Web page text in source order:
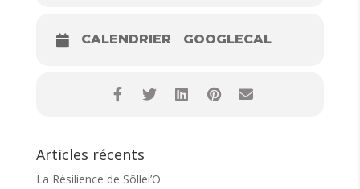
CALENDRIER GOOGLECAL
Articles récents
La Résilience de Sôllei’O